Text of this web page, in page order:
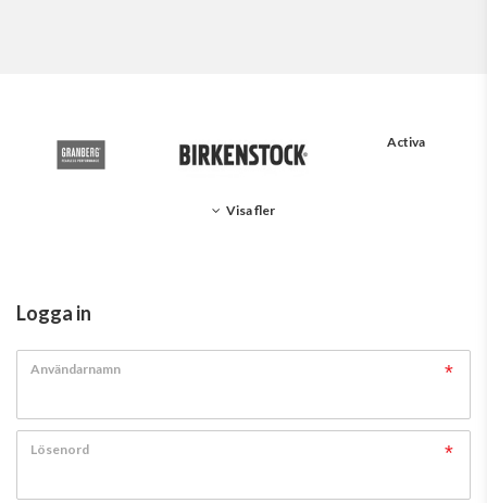
Activa
Visa fler
Logga in
Användarnamn
Lösenord